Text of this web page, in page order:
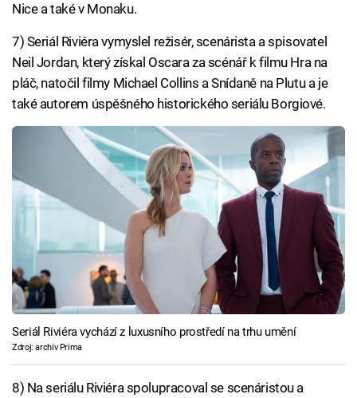
Nice a také v Monaku.
7) Seriál Riviéra vymyslel režisér, scenárista a spisovatel
Neil Jordan, který získal Oscara za scénář k filmu Hra na
pláč, natočil filmy Michael Collins a Snídaně na Plutu a je
také autorem úspěšného historického seriálu Borgiové.
Seriál Riviéra vychází z luxusního prostředí na trhu umění
Zdroj: archiv Prima
8) Na seriálu Riviéra spolupracoval se scenáristou a